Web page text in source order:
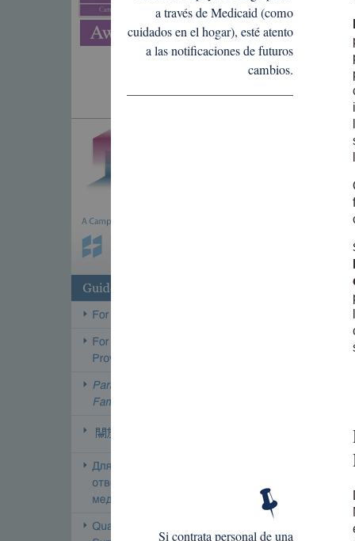
a través de Medicaid (como
cuidados en el hogar), esté atento
a las notificaciones de futuros
cambios.
Si contrata personal de una